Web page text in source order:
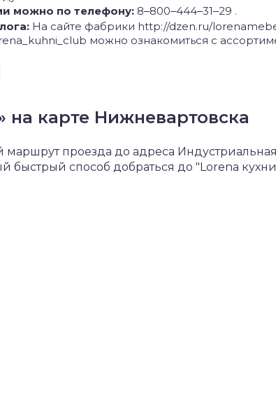
можно по телефону: 8‒800‒444‒31‒29 .
На сайте фабрики http://dzen.ru/
можно ознакомиться с
на карте Нижневартовска
проезда до адреса Индустриальная,
быстрый способ добраться до "Lorena